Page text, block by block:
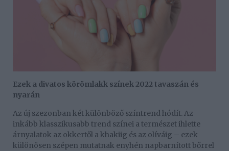
Ezek a divatos körömlakk színek 2022 tavaszán és
nyarán
Az új szezonban két különböző színtrend hódít. Az
inkább klasszikusabb trend színei a természet ihlette
árnyalatok az okkertől a khakiig és az olíváig – ezek
különösen szépen mutatnak enyhén napbarnított bőrrel